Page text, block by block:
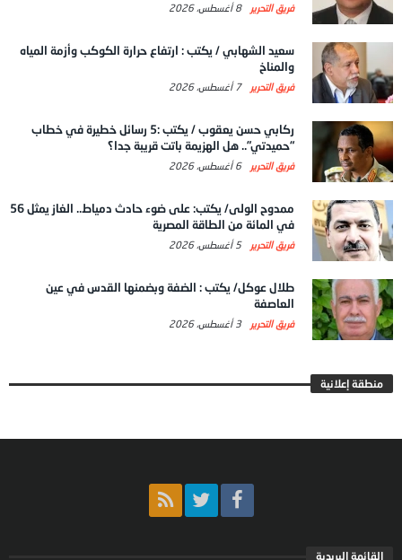
فريق التحرير 8 أغسطس، 2026
سعيد الشهابي / يكتب : ارتفاع حرارة الكوكب وأزمة المياه
والمناخ
فريق التحرير 7 أغسطس، 2026
ركابي حسن يعقوب / يكتب :5 رسائل خطيرة في خطاب
“حميدتي”.. هل الهزيمة باتت قريبة جدا؟
فريق التحرير 6 أغسطس، 2026
ممدوح الولى/ يكتب: على ضوء حادث دمياط.. الغاز يمثل 56
في المائة من الطاقة المصرية
فريق التحرير 5 أغسطس، 2026
طلال عوكل/ يكتب : الضفة وبضمنها القدس في عين
العاصفة
فريق التحرير 3 أغسطس، 2026
منطقة إعلانية
القائمة البريدية